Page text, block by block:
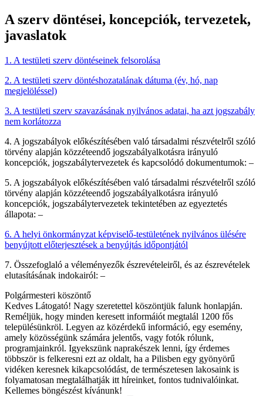
A szerv döntései, koncepciók, tervezetek,
javaslatok
1. A testületi szerv döntéseinek felsorolása
2. A testületi szerv döntéshozatalának dátuma (év, hó, nap
megjelöléssel)
3. A testületi szerv szavazásának nyilvános adatai, ha azt jogszabály
nem korlátozza
4. A jogszabályok előkészítésében való társadalmi részvételről szóló
törvény alapján közzéteendő jogszabályalkotásra irányuló
koncepciók, jogszabálytervezetek és kapcsolódó dokumentumok: –
5. A jogszabályok előkészítésében való társadalmi részvételről szóló
törvény alapján közzéteendő jogszabályalkotásra irányuló
koncepciók, jogszabálytervezetek tekintetében az egyeztetés
állapota: –
6. A helyi önkormányzat képviselő-testületének nyilvános ülésére
benyújtott előterjesztések a benyújtás időpontjától
7. Összefoglaló a véleményezők észrevételeiről, és az észrevételek
elutasításának indokairól: –
Polgármesteri köszöntő
Kedves Látogató! Nagy szeretettel köszöntjük falunk honlapján.
Reméljük, hogy minden keresett informáiót megtalál 1200 fős
településünkröl. Legyen az közérdekű információ, egy esemény,
amely közösségünk számára jelentős, vagy fotók rólunk,
programjainkról. Igyekszünk naprakészek lenni, így érdemes
többször is felkeresni ezt az oldalt, ha a Pilisben egy gyönyörű
vidéken keresnek kikapcsolódást, de természetesen lakosaink is
folyamatosan megtalálhatják itt híreinket, fontos tudnivalóinkat.
Kellemes böngészést kívánunk!